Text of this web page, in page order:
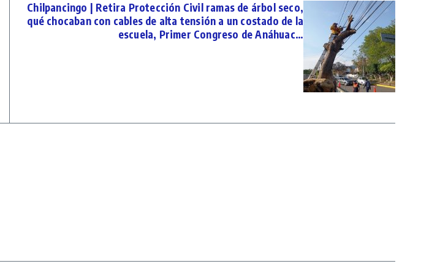
Chilpancingo | Retira Protección Civil ramas de árbol seco,
qué chocaban con cables de alta tensión a un costado de la
escuela, Primer Congreso de Anáhuac…